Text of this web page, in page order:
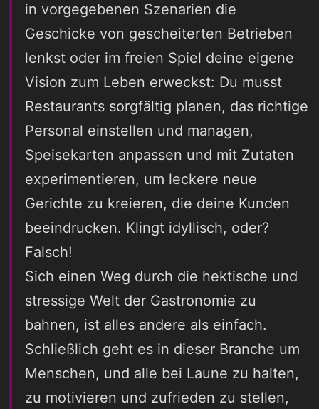
in vorgegebenen Szenarien die
Geschicke von gescheiterten Betrieben
lenkst oder im freien Spiel deine eigene
Vision zum Leben erweckst: Du musst
Restaurants sorgfältig planen, das richtige
Personal einstellen und managen,
Speisekarten anpassen und mit Zutaten
experimentieren, um leckere neue
Gerichte zu kreieren, die deine Kunden
beeindrucken. Klingt idyllisch, oder?
Falsch!
Sich einen Weg durch die hektische und
stressige Welt der Gastronomie zu
bahnen, ist alles andere als einfach.
Schließlich geht es in dieser Branche um
Menschen, und alle bei Laune zu halten,
zu motivieren und zufrieden zu stellen,